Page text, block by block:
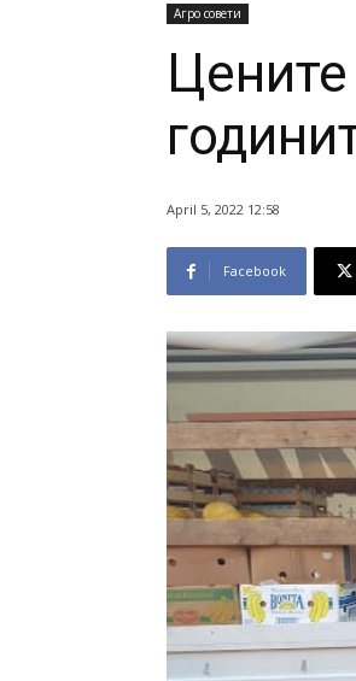
Агро совети
April 5, 2022 12:58
Facebook